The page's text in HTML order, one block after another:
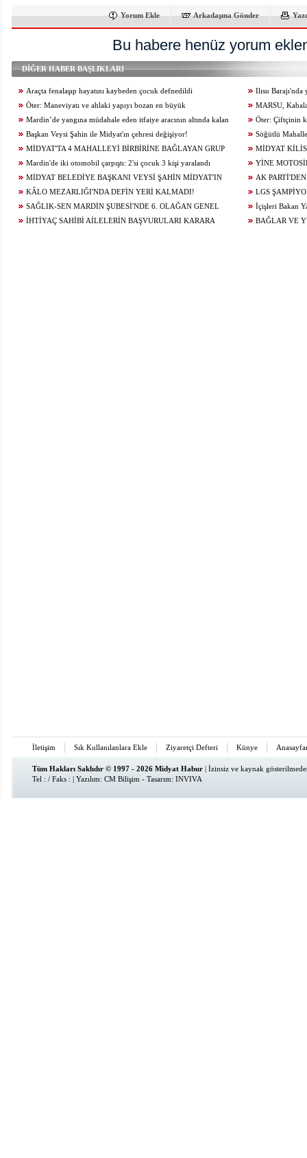
Yorum Ekle Arkadaşına Gönder
Bu habere henüz yorum
DİĞER HABER BAŞLIKLARI
Araçta fenalaşıp hayatını kaybeden çocuk defnedildi
Ilısu Barajı'nda
geçti
Öter: Maneviyatı ve ahlaki yapıyı bozan en büyük
olumsuzluklardan biri de sanal kumardır
MARSU,
Yeniliyor
Mardin’de yangına müdahale eden itfaiye aracının altında kalan
itfaiye eri öldü
Öter: Çiftçinin
alınmamalı
Başkan Veysi Şahin ile Midyat'ın çehresi değişiyor!
Söğütlü
Ediyor
MİDYAT'TA 4 MAHALLEYİ BİRBİRİNE BAĞLAYAN GRUP
YOLU YENİLENDİ
MİDYAT
Mardin'de iki otomobil çarpıştı: 2'si çocuk 3 kişi yaralandı
YİNE
ÇARPIŞTI: 1
MİDYAT BELEDİYE BAŞKANI VEYSİ ŞAHİN MİDYAT'IN
GELECEĞİ İÇİN ÇALIŞIYOR...
AK
KÂLO MEZARLIĞI'NDA DEFİN YERİ KALMADI!
LGS
KONUĞU OLDU
SAĞLIK-SEN MARDİN ŞUBESİ'NDE 6. OLAĞAN GENEL
KURUL HEYECANI YAŞANIYOR!
İçişleri Bakan
İHTİYAÇ SAHİBİ AİLELERİN BAŞVURULARI KARARA
BAĞLAR VE
İletişim Sık Kullanılanlara Ekle Ziyaretçi Defteri Künye
Tüm Hakları Saklıdır © 1997 - 2026 Midyat Habur | İzinsiz ve kaynak
Tel : / Faks : | Yazılım: CM Bilişim - Tasarım: INVIVA